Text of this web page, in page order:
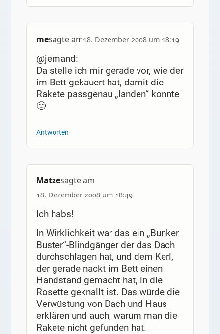
mesagte am18. Dezember 2008 um 18:19
@jemand:
Da stelle ich mir gerade vor, wie der
im Bett gekauert hat, damit die
Rakete passgenau „landen“ konnte
🙂
Antworten
Matzesagte am
18. Dezember 2008 um 18:49
Ich habs!
In Wirklichkeit war das ein „Bunker
Buster“-Blindgänger der das Dach
durchschlagen hat, und dem Kerl,
der gerade nackt im Bett einen
Handstand gemacht hat, in die
Rosette geknallt ist. Das würde die
Verwüstung von Dach und Haus
erklären und auch, warum man die
Rakete nicht gefunden hat.